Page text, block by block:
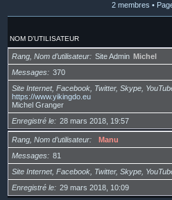
2 membres •
NOM D’UTILISATEUR
Rang, Nom d’utilisateur Site Admin Michel
Messages
370
Site Internet, Facebook, Twitter, Skype,
https://www.yikingdo.eu
Michel Granger
Enregistré le
28 mars 2018, 19:57
Rang, Nom d’utilisateur
Manu
Messages
81
Site Internet, Facebook, Twitter, Skype,
Enregistré le
29 mars 2018, 10:09